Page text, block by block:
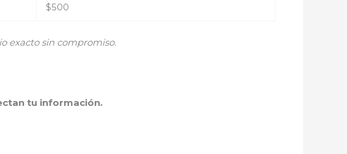
$500
exacto sin compromiso.
tu información.